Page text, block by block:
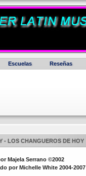
Escuelas Reseñas
- LOS CHANGUEROS DE HOY
Majela Serrano ©2002
por Michelle White 2004-2007